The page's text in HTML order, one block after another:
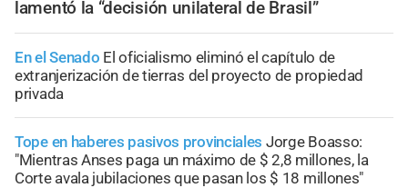
lamentó la “decisión unilateral de Brasil”
En el Senado El oficialismo eliminó el capítulo de
extranjerización de tierras del proyecto de propiedad
privada
Tope en haberes pasivos provinciales Jorge Boasso:
"Mientras Anses paga un máximo de $ 2,8 millones, la
Corte avala jubilaciones que pasan los $ 18 millones"